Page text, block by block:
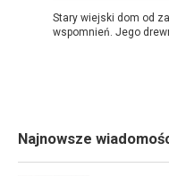
Stary wiejski dom od
wspomnień. Jego
Najnowsze